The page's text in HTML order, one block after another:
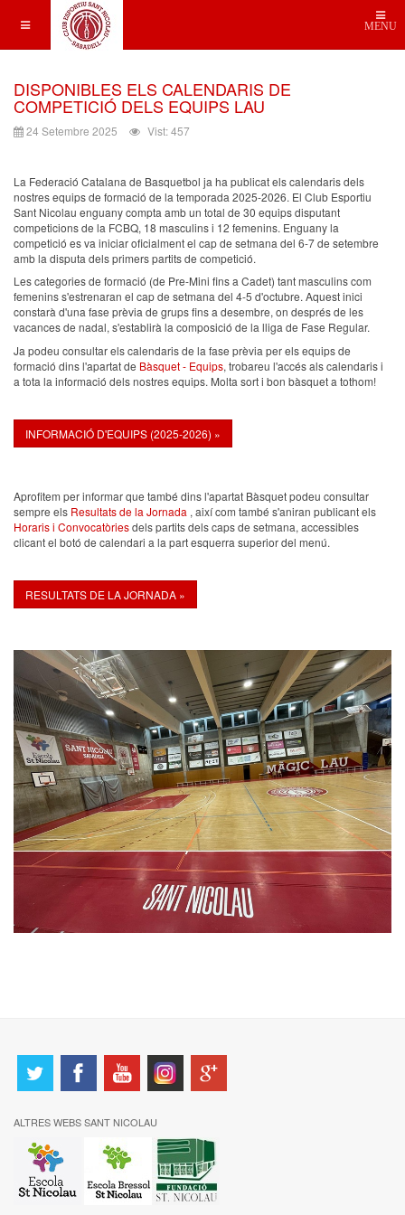
MENU
DISPONIBLES ELS CALENDARIS DE
COMPETICIÓ DELS EQUIPS LAU
24 Setembre 2025 Vist: 457
La Federació Catalana de Basquetbol ja ha publicat els calendaris dels
nostres equips de formació de la temporada 2025-2026. El Club Esportiu
Sant Nicolau enguany compta amb un total de 30 equips disputant
competicions de la FCBQ, 18 masculins i 12 femenins. Enguany la
competició es va iniciar oficialment el cap de setmana del 6-7 de setembre
amb la disputa dels primers partits de competició.
Les categories de formació (de Pre-Mini fins a Cadet) tant masculins com
femenins s'estrenaran el cap de setmana del 4-5 d'octubre. Aquest inici
constarà d'una fase prèvia de grups fins a desembre, on després de les
vacances de nadal, s'establirà la composició de la lliga de Fase Regular.
Ja podeu consultar els calendaris de la fase prèvia per els equips de
formació dins l'apartat de Bàsquet - Equips, trobareu l'accés als calendaris i
a tota la informació dels nostres equips. Molta sort i bon bàsquet a tothom!
INFORMACIÓ D'EQUIPS (2025-2026) »
Aprofitem per informar que també dins l'apartat Bàsquet podeu consultar
sempre els Resultats de la Jornada , així com també s'aniran publicant els
Horaris i Convocatòriesdels partits dels caps de setmana, accessibles
clicant el botó de calendari a la part esquerra superior del menú.
RESULTATS DE LA JORNADA »
ALTRES WEBS SANT NICOLAU